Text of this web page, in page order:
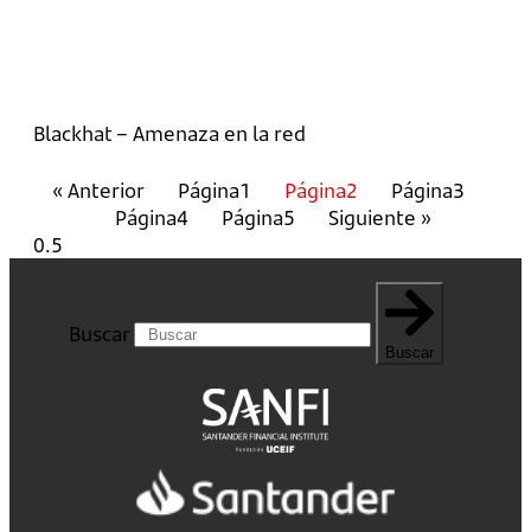
Blackhat – Amenaza en la red
« Anterior Página1 Página2 Página3
Página4 Página5 Siguiente »
Buscar
Buscar